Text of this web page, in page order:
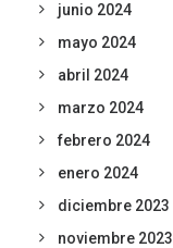
junio 2024
mayo 2024
abril 2024
marzo 2024
febrero 2024
enero 2024
diciembre 2023
noviembre 2023